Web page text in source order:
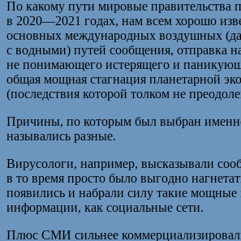
По какому пути мировые правительства
в 2020—2021 годах, нам всем хорошо
основных международных воздушных
с водными) путей сообщения, отправка
не понимающего истерящего и
общая мощная стагнация планетарной
(последствия которой толком не
Причины, по которым был выбран
назывались разные.
Вирусологи, например, высказывали
в то время просто было выгодно
появились и набрали силу такие мощные
информации, как социальные сети.
Плюс СМИ сильнее